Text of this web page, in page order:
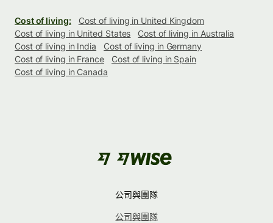
Cost of living:
Cost of living in United Kingdom
Cost of living in United States
Cost of living in Australia
Cost of living in India
Cost of living in Germany
Cost of living in France
Cost of living in Spain
Cost of living in Canada
公司與團隊
公司與團隊